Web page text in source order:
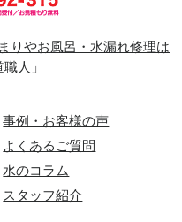
りやお風呂・水漏れ修理は
人」
事例・お客様の声
よくあるご質問
水のコラム
スタッフ紹介